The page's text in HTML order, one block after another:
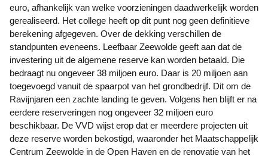
euro, afhankelijk van welke voorzieningen daadwerkelijk worden
gerealiseerd. Het college heeft op dit punt nog geen definitieve
berekening afgegeven. Over de dekking verschillen de
standpunten eveneens. Leefbaar Zeewolde geeft aan dat de
investering uit de algemene reserve kan worden betaald. Die
bedraagt nu ongeveer 38 miljoen euro. Daar is 20 miljoen aan
toegevoegd vanuit de spaarpot van het grondbedrijf. Dit om de
Ravijnjaren een zachte landing te geven. Volgens hen blijft er na
eerdere reserveringen nog ongeveer 32 miljoen euro
beschikbaar. De VVD wijst erop dat er meerdere projecten uit
deze reserve worden bekostigd, waaronder het Maatschappelijk
Centrum Zeewolde in de Open Haven en de renovatie van het